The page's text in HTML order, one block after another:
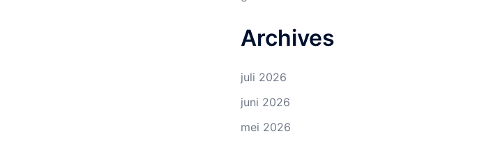
Archives
juli 2026
juni 2026
mei 2026